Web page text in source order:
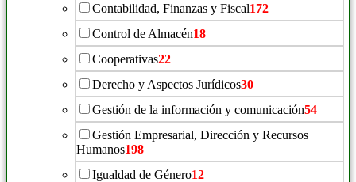
Contabilidad, Finanzas y Fiscal172
Control de Almacén18
Cooperativas22
Derecho y Aspectos Jurídicos30
Gestión de la información y comunicación54
Gestión Empresarial, Dirección y Recursos
Humanos198
Igualdad de Género12